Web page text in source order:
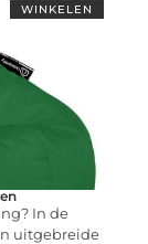
WINKELEN
In de
uitgebreide